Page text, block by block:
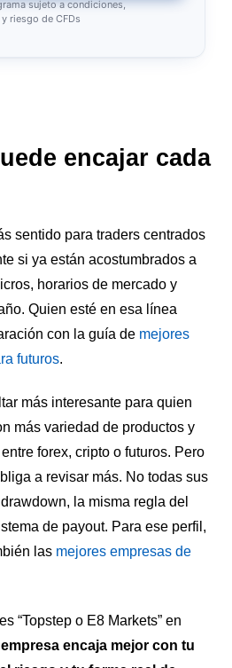
sujeto a condiciones,
riesgo de CFDs
encajar cada
sentido para traders centrados
si ya están acostumbrados a
horarios de mercado y
Quien esté en esa línea
con la guía de mejores
futuros.
más interesante para quien
más variedad de productos y
forex, cripto o futuros. Pero
a revisar más. No todas sus
la misma regla del
de payout. Para ese perfil,
las mejores empresas de
“Topstep o E8 Markets” en
encaja mejor con tu